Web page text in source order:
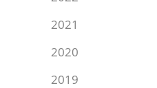
2021
2020
2019